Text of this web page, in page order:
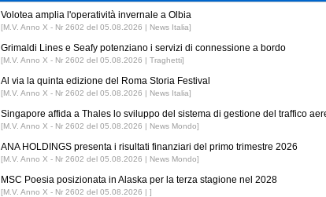
Volotea amplia l'operatività invernale a Olbia
[M.V. Anno X - Nr 2602 del 05.08.2026 | News Italia]
Grimaldi Lines e Seafy potenziano i servizi di connessione a bordo
[M.V. Anno X - Nr 2602 del 05.08.2026 | Traghetti]
Al via la quinta edizione del Roma Storia Festival
[M.V. Anno X - Nr 2602 del 05.08.2026 | News Italia]
Singapore affida a Thales lo sviluppo del sistema di gestione del traffico
[M.V. Anno X - Nr 2602 del 05.08.2026 | News Mondo]
ANA HOLDINGS presenta i risultati finanziari del primo trimestre 2026
[M.V. Anno X - Nr 2602 del 05.08.2026 | News Mondo]
MSC Poesia posizionata in Alaska per la terza stagione nel 2028
[M.V. Anno X - Nr 2602 del 05.08.2026 | ]